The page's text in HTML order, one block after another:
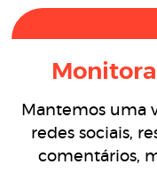
Mantemos uma
redes sociais,
comentários,